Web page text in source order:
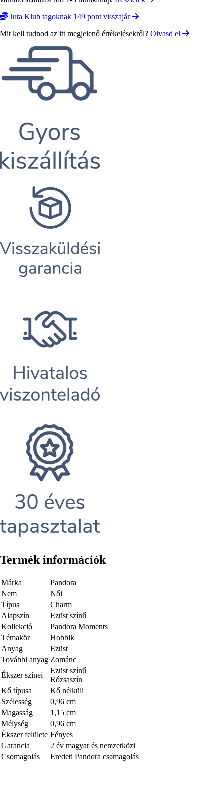
Juta Klub tagoknak 149 pont visszajár
Mit kell tudnod az itt megjelenő értékelésekről? Olvasd el
Termék információk
Márka
Pandora
Nem
Női
Típus
Charm
Alapszín
Ezüst színű
Kollekció
Pandora Moments
Témakör
Hobbik
Anyag
Ezüst
További anyag Zománc
Ékszer színei
Ezüst színű
Rózsaszín
Kő típusa
Kő nélküli
Szélesség
0,96 cm
Magasság
1,15 cm
Mélység
0,96 cm
Ékszer felülete Fényes
Garancia
2 év magyar és nemzetközi
Csomagolás
Eredeti Pandora csomagolás